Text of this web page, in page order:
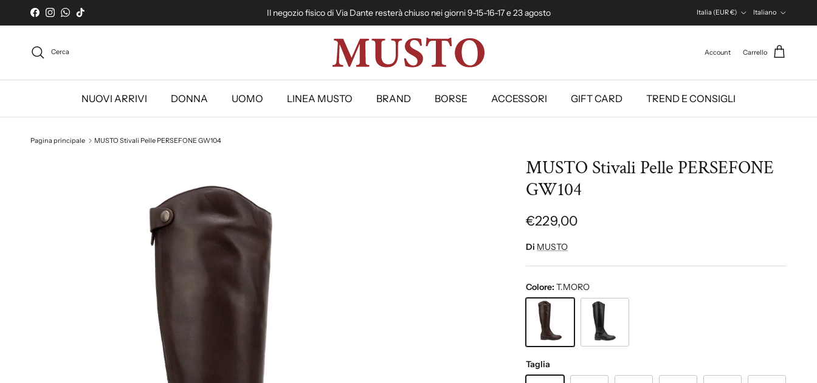
Passa ai contenuti
FacebookInstagram
WhatsApp
TikTok Il negozio fisico di Via Dante resterà chiuso nei giorni 9-15-16-17 e 23 agosto
Italia (EUR €)
Italiano
Cerca Account Carrello
NUOVI ARRIVI DONNA UOMO LINEA MUSTO BRAND BORSE ACCESSORI GIFT CARD TREND E CONSIGLI
Pagina principale MUSTO Stivali Pelle PERSEFONE GW104
MUSTO Stivali Pelle PERSEFONE
GW104
€229,00
Di MUSTO
Colore:T.MORO
Taglia